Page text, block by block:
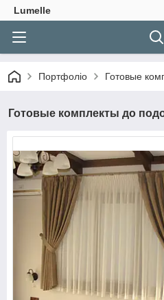
Lumelle
Портфоліо Готовые
Готовые комплекты до